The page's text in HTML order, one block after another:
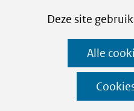
CookiesDeze site
Alle